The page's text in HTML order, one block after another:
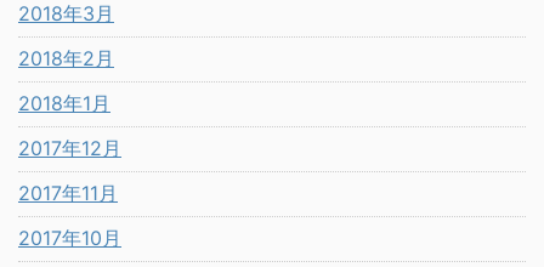
2018年3月
2018年2月
2018年1月
2017年12月
2017年11月
2017年10月